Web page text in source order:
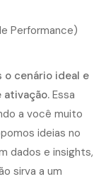
Performance)
o cenário ideal e
Essa
a você muito
ideias no
dados e insights,
sirva a um